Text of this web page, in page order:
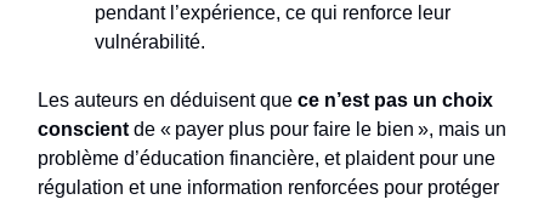
pendant l’expérience, ce qui renforce leur
vulnérabilité.​
Les auteurs en déduisent que ce n’est pas un choix
conscientde « payer plus pour faire le bien », mais un
problème d’éducation financière, et plaident pour une
régulation et une information renforcées pour protéger